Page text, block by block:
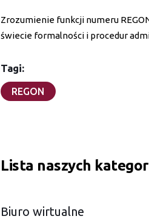
Zrozumienie funkcji numeru
świecie formalności i procedur
Tagi:
REGON
Lista naszych
Biuro wirtualne